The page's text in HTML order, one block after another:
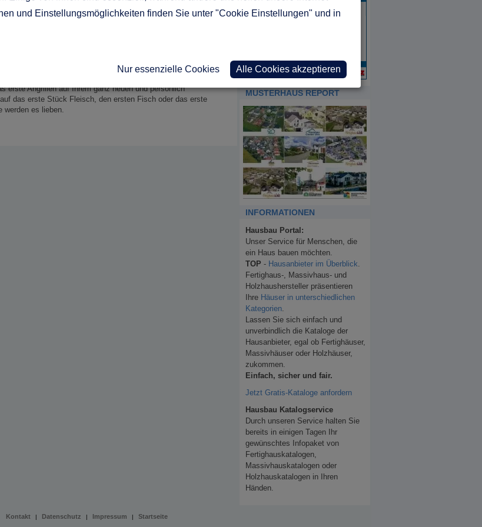
sich vor allem durch ihren niedrigen Preis auszeichnen.
konzipiert, sind wackelig und enorm rostanfällig. In der
der anderen Seite gibt es die teuren Grills der bekannten
Haltbarkeit und einen großen Funktionsumfang, sind
Sie einen einzigartigen Grill haben möchten, den noch nicht
sehr gute Wahl. Wenn Sie sich darüber hinaus auf
Grill bauen, welcher auch in vielen Jahren noch überzeugen
und dennoch von den vielen Vorteilen einer
erste Angrillen auf Ihrem ganz neuen und persönlich
das erste Stück Fleisch, den ersten Fisch oder das erste
werden es lieben.
MUSTERHAUS REPORT
INFORMATIONEN
Hausbau Portal:
Unser Service für Menschen, die
ein Haus bauen möchten.
TOP - Hausanbieter im Überblick
Fertighaus-, Massivhaus- und
Holzhaushersteller präsentieren
Ihre Häuser in unterschiedlichen
Kategorien
Lassen Sie sich einfach und
unverbindlich die Kataloge der
Hausanbieter, egal ob Fertighäuser,
Massivhäuser oder Holzhäuser,
zukommen.
Einfach, sicher und fair.
Jetzt Gratis-Kataloge anfordern
Hausbau Katalogservice
Durch unseren Service halten Sie
bereits in einigen Tagen Ihr
gewünschtes Infopaket von
Fertighauskatalogen,
Massivhauskatalogen oder
Holzhauskatalogen in Ihren
Händen.
Kontakt | Datenschutz | Impressum | Startseite
und Einstellungsmöglichkeiten finden Sie unter "Cookie Einstellungen" und in
Nur essenzielle Cookies Alle Cookies akzeptieren